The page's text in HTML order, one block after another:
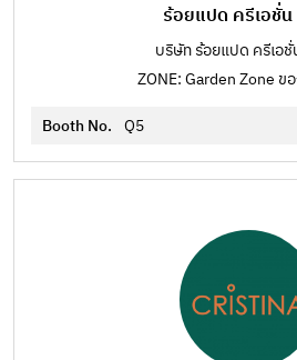
ร้อยแปด ครีเอชั่
บริษัท ร้อยแปด ครีเอ
ZONE: Garden Zone
Booth No. Q5